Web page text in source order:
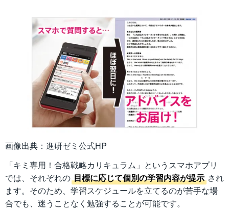
画像出典：進研ゼミ公式HP
「キミ専用！合格戦略カリキュラム」というスマホアプリ
では、それぞれの 目標に応じて個別の学習内容が提示 され
ます。そのため、学習スケジュールを立てるのが苦手な場
合でも、迷うことなく勉強することが可能です。